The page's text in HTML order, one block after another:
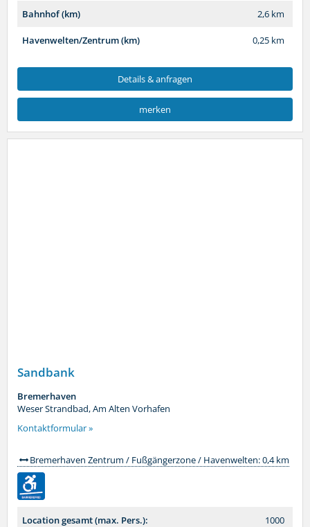
Bahnhof (km) 2,6 km
Havenwelten/Zentrum (km) 0,25 km
Details & anfragen
merken
Sandbank
Bremerhaven
Weser Strandbad, Am Alten Vorhafen
Kontaktformular »
Bremerhaven Zentrum / Fußgängerzone / Havenwelten: 0,4 km
Location gesamt (max. Pers.): 1000